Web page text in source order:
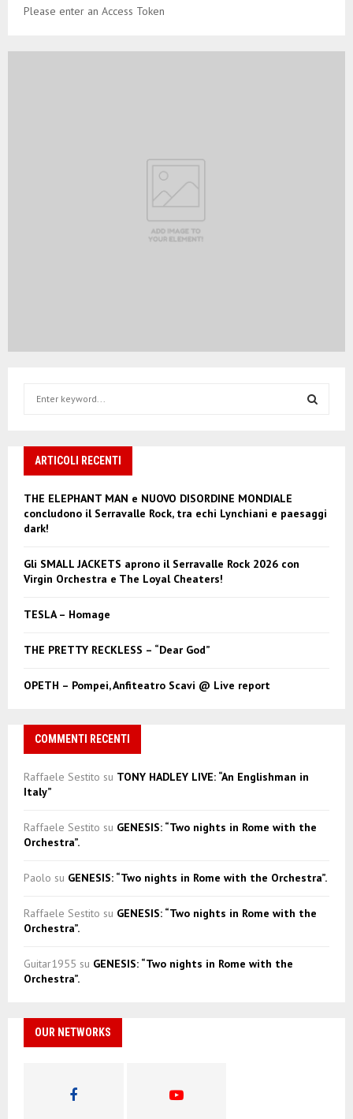
Please enter an Access Token
h
o
r
ARTICOLI RECENTI
THE ELEPHANT MAN e NUOVO DISORDINE MONDIALE
concludono il Serravalle Rock, tra echi Lynchiani e paesaggi
dark!
Gli SMALL JACKETS aprono il Serravalle Rock 2026 con
Virgin Orchestra e The Loyal Cheaters!
TESLA – Homage
THE PRETTY RECKLESS – “Dear God”
OPETH – Pompei, Anfiteatro Scavi @ Live report
COMMENTI RECENTI
Raffaele Sestito su TONY HADLEY LIVE: “An Englishman in
Italy”
Raffaele Sestito su GENESIS: “Two nights in Rome with the
Orchestra”.
Paolo su GENESIS: “Two nights in Rome with the Orchestra”.
Raffaele Sestito su GENESIS: “Two nights in Rome with the
Orchestra”.
Guitar1955 su GENESIS: “Two nights in Rome with the
Orchestra”.
OUR NETWORKS